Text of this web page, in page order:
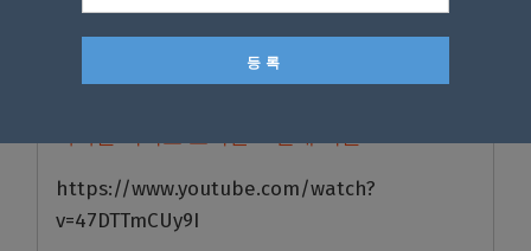
https://www.youtube.com/watch?
v=47DTTmCUy9I